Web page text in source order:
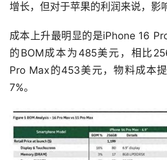
增长，但对于苹果的利润来说，影
成本上升最明显的是iPhone 16
的BOM成本为485美元，相比
Pro Max的453美元，物料成本
7%。